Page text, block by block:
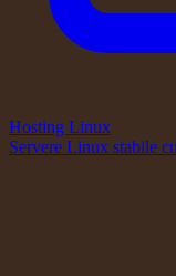
Hosting Linux
Servere Linux stabile